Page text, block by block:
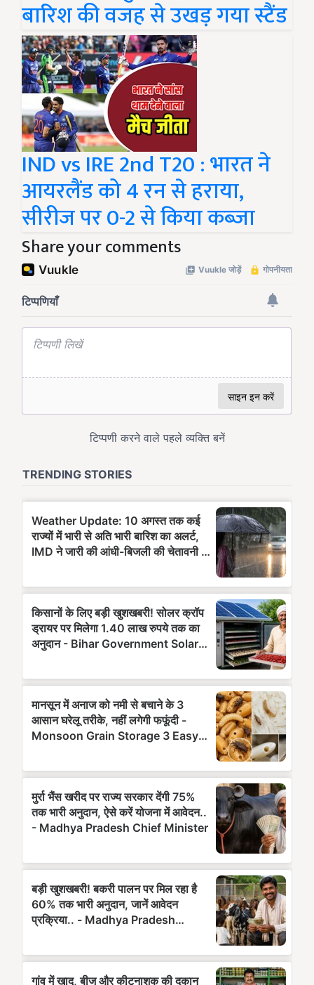
बारिश की वजह से उखड़ गया स्टैंड
IND vs IRE 2nd T20 : भारत ने
आयरलैंड को 4 रन से हराया,
सीरीज पर 0-2 से किया कब्जा
Share your comments